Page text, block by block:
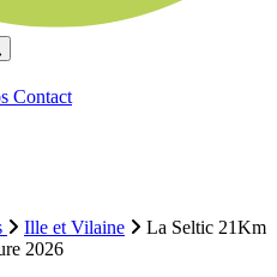
Contact
Ille et Vilaine
La Seltic 21Km
2026